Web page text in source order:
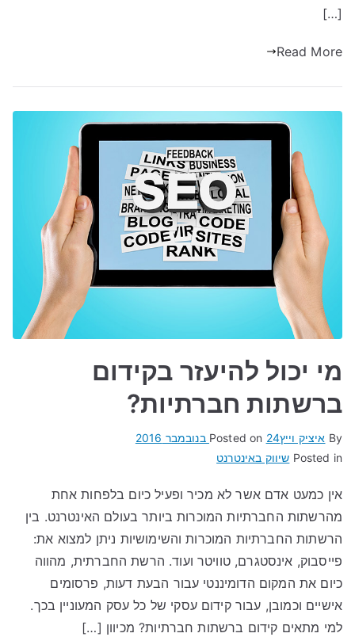
[…]
Read More
מי יכול להיעזר בקידום
ברשתות חברתיות?
By איציק וייץ Posted on 24 בנובמבר 2016
Posted in שיווק באינטרנט
אין כמעט אדם אשר לא מכיר ופעיל כיום בלפחות אחת
מהרשתות החברתיות המוכרות ביותר בעולם האינטרנט. בין
הרשתות החברתיות המוכרות והשימושיות ניתן למצוא את:
פייסבוק, אינסטגרם, טוויטר ועוד. הרשת החברתית, מהווה
כיום את המקום הדומיננטי עבור הבעת דעות, פרסומים
אישיים וכמובן, עבור קידום עסקי של כל עסק המעוניין בכך.
למי מתאים קידום ברשתות חברתיות? מכיוון […]